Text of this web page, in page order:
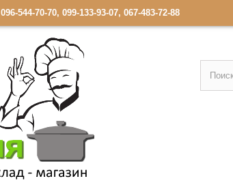
096-544-70-70, 099-133-93-07, 067-483-72-88